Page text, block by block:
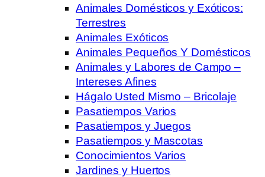
Animales Domésticos y Exóticos:
Terrestres
Animales Exóticos
Animales Pequeños Y Domésticos
Animales y Labores de Campo –
Intereses Afines
Hágalo Usted Mismo – Bricolaje
Pasatiempos Varios
Pasatiempos y Juegos
Pasatiempos y Mascotas
Conocimientos Varios
Jardines y Huertos